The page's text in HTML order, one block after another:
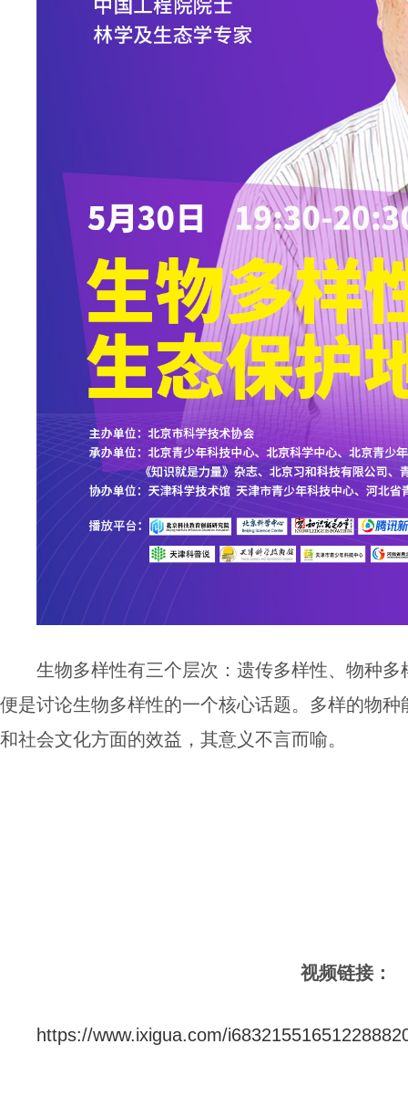
生物多样性有三个层次：遗传多样性、物种
便是讨论生物多样性的一个核心话题。多样的物
和社会文化方面的效益，其意义不言而喻。
视频链接：
https://www.ixigua.com/